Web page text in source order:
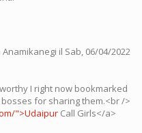
Anamikanegi il Sab, 06/04/2022
I right now bookmarked
for sharing them.<br />
">Udaipur Call Girls</a>